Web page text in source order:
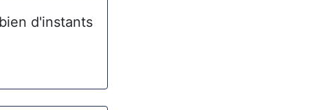
d'instants